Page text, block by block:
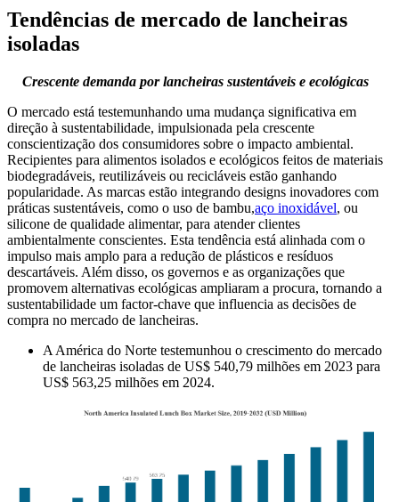
Tendências de mercado de lancheiras
isoladas
Crescente demanda por lancheiras sustentáveis ​​e ecológicas
O mercado está testemunhando uma mudança significativa em
direção à sustentabilidade, impulsionada pela crescente
conscientização dos consumidores sobre o impacto ambiental.
Recipientes para alimentos isolados e ecológicos feitos de materiais
biodegradáveis, reutilizáveis ​​ou recicláveis ​​estão ganhando
popularidade. As marcas estão integrando designs inovadores com
práticas sustentáveis, como o uso de bambu,aço inoxidável, ou
silicone de qualidade alimentar, para atender clientes
ambientalmente conscientes. Esta tendência está alinhada com o
impulso mais amplo para a redução de plásticos e resíduos
descartáveis. Além disso, os governos e as organizações que
promovem alternativas ecológicas ampliaram a procura, tornando a
sustentabilidade um factor-chave que influencia as decisões de
compra no mercado de lancheiras.
A América do Norte testemunhou o crescimento do mercado
de lancheiras isoladas de US$ 540,79 milhões em 2023 para
US$ 563,25 milhões em 2024.